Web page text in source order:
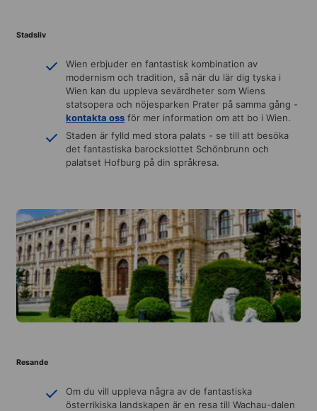
Stadsliv
Wien erbjuder en fantastisk kombination av
modernism och tradition, så när du lär dig tyska i
Wien kan du uppleva sevärdheter som Wiens
statsopera och nöjesparken Prater på samma gång -
kontakta oss för mer information om att bo i Wien.
Staden är fylld med stora palats - se till att besöka
det fantastiska barockslottet Schönbrunn och
palatset Hofburg på din språkresa.
Resande
Om du vill uppleva några av de fantastiska
österrikiska landskapen är en resa till Wachau-dalen